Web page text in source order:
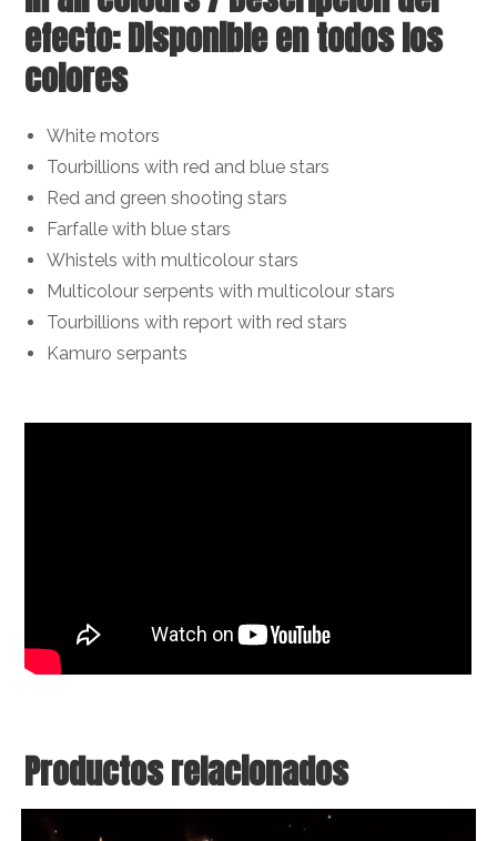
efecto: Disponible en todos los
colores
White motors
Tourbillions with red and blue stars
Red and green shooting stars
Farfalle with blue stars
Whistels with multicolour stars
Multicolour serpents with multicolour stars
Tourbillions with report with red stars
Kamuro serpants
Productos relacionados